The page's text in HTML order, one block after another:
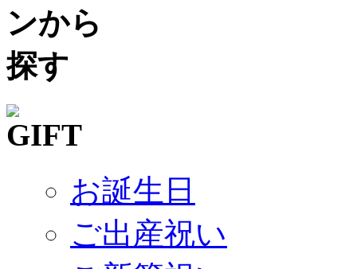
お誕生日
ご出産祝い